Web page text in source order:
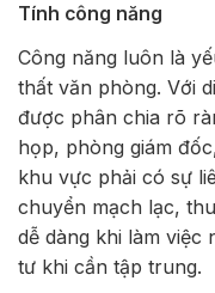
Tính công năng
Công năng luôn là
thất văn phòng. Với
được phân chia rõ
họp, phòng giám
khu vực phải có sự
chuyển mạch lạc,
dễ dàng khi làm việc
tư khi cần tập trung.